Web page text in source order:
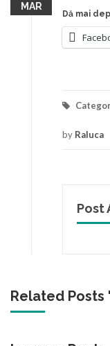
MAR
Dă mai
by Raluca
Post
Related Posts '